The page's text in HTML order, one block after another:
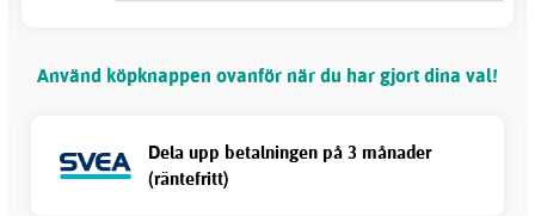
Använd köpknappen ovanför när du har gjort dina val!
Dela upp betalningen på 3 månader
(räntefritt)